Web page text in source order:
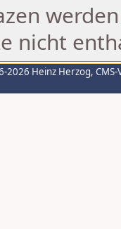
nicht
2026 Heinz Herzog,